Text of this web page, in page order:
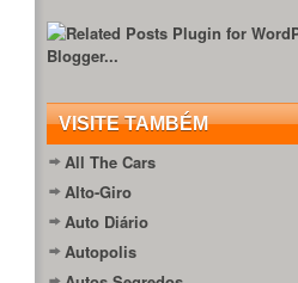
VISITE TAMBÉM
All The Cars
Alto-Giro
Auto Diário
Autopolis